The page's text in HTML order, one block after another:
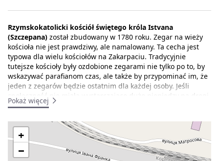
Rzymskokatolicki kościół świętego króla Istvana
(Szczepana) został zbudowany w 1780 roku. Zegar na wieży
kościoła nie jest prawdziwy, ale namalowany. Ta cecha jest
typowa dla wielu kościołów na Zakarpaciu. Tradycyjnie
tutejsze kościoły były ozdobione zegarami nie tylko po to, by
wskazywać parafianom czas, ale także by przypominać im, że
jeden z zegarów będzie ostatnim dla każdej osoby. Jeśli
społeczność nie miała wystarczająco dużo pieniędzy na drogi
dzwon, parafianie byli "straszeni" malowaną tarczą. W latach
nabożeństwa dopiero w 1988 roku.
Centrum obwodu jest miasto Tyachiv (9-4 tys. mieszkańców),
położone na nizinach głębokiej doliny rzecznej na prawym
Pokaż więcej
+
−